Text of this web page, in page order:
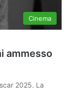
Cinema
ammesso
2025. La